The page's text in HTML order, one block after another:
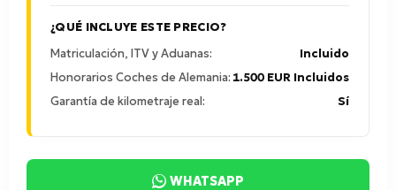
¿QUÉ INCLUYE ESTE PRECIO?
Matriculación, ITV y Aduanas:
Incluido
Honorarios Coches de Alemania: 1.500 EUR Incluidos
Garantía de kilometraje real:
Sí
WHATSAPP